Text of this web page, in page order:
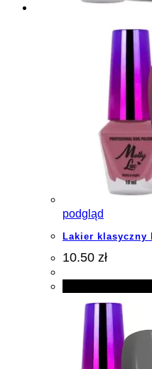
podgląd
Lakier klasyczny
10.50 zł